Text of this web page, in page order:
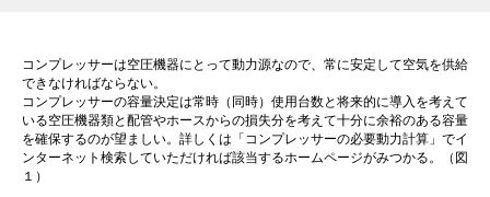
コンプレッサーは空圧機器にとって動力源なので、常に安定して空気を供給
できなければならない。
コンプレッサーの容量決定は常時（同時）使用台数と将来的に導入を考えて
いる空圧機器類と配管やホースからの損失分を考えて十分に余裕のある容量
を確保するのが望ましい。詳しくは「コンプレッサーの必要動力計算」でイ
ンターネット検索していただければ該当するホームページがみつかる。（図
１）